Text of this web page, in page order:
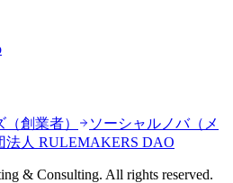
創業者）
ソーシャルノバ（メ
法人 RULEMAKERS DAO
& Consulting. All rights reserved.